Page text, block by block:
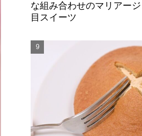
な組み合わせのマリアー
目スイーツ